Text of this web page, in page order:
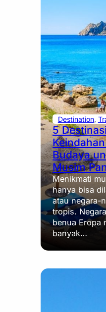
Destination,
5
Budaya
Musim
Menikmati
hanya bisa
atau negara-
tropis.
benua Eropa
banyak…